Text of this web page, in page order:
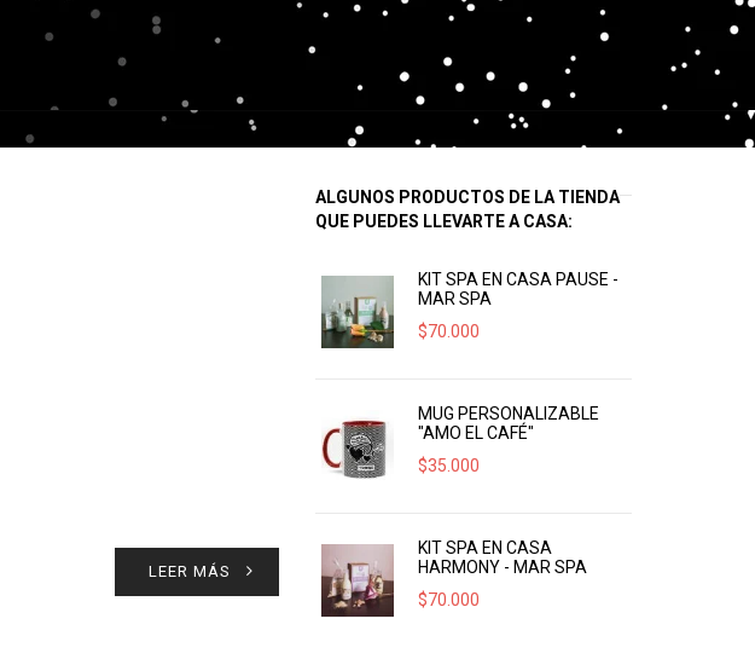
LEER MÁS
ALGUNOS PRODUCTOS DE LA TIENDA
QUE PUEDES LLEVARTE A CASA:
KIT SPA EN CASA PAUSE -
MAR SPA
$70.000
MUG PERSONALIZABLE
"AMO EL CAFÉ"
$35.000
KIT SPA EN CASA
HARMONY - MAR SPA
$70.000